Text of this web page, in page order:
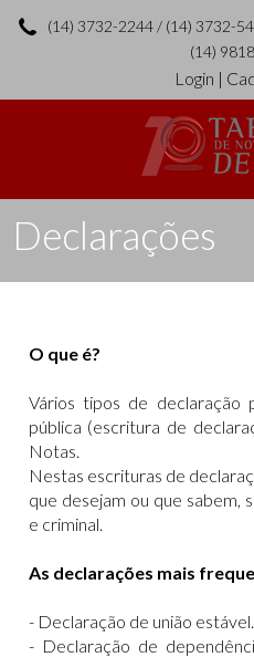
(14) 3732-2244 / (14) 3732-
(14)
Login |
Declarações
O que é?
Vários tipos de
pública (escritura de
Notas.
Nestas escrituras de
que desejam ou que sabem,
e criminal.
As declarações mais
- Declaração de união estável.
- Declaração de